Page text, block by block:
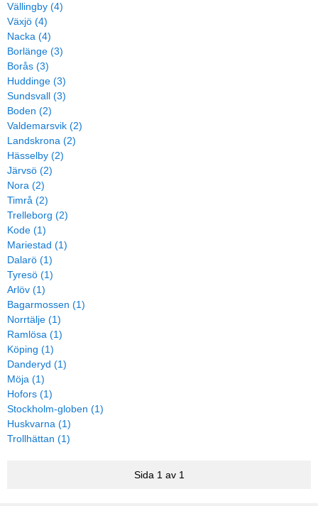
Vällingby (4)
Växjö (4)
Nacka (4)
Borlänge (3)
Borås (3)
Huddinge (3)
Sundsvall (3)
Boden (2)
Valdemarsvik (2)
Landskrona (2)
Hässelby (2)
Järvsö (2)
Nora (2)
Timrå (2)
Trelleborg (2)
Kode (1)
Mariestad (1)
Dalarö (1)
Tyresö (1)
Arlöv (1)
Bagarmossen (1)
Norrtälje (1)
Ramlösa (1)
Köping (1)
Danderyd (1)
Möja (1)
Hofors (1)
Stockholm-globen (1)
Huskvarna (1)
Trollhättan (1)
Sida 1 av 1